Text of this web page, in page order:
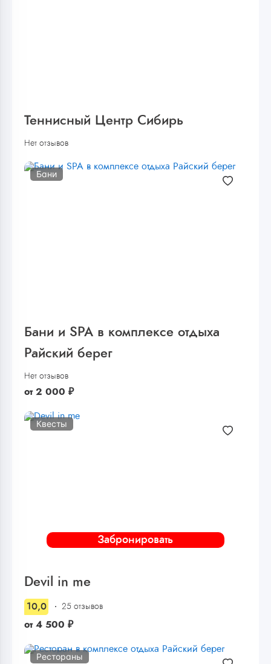
Теннисный Центр Сибирь
Нет отзывов
Бани
Бани и SPA в комплексе отдыха
Райский берег
Нет отзывов
от 2 000 ₽
Забронировать
Квесты
Devil in me
10,0 25 отзывов
от 4 500 ₽
Рестораны